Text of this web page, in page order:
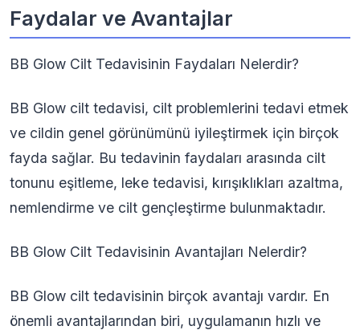
Faydalar ve Avantajlar
BB Glow Cilt Tedavisinin Faydaları Nelerdir?
BB Glow cilt tedavisi, cilt problemlerini tedavi etmek
ve cildin genel görünümünü iyileştirmek için birçok
fayda sağlar. Bu tedavinin faydaları arasında cilt
tonunu eşitleme, leke tedavisi, kırışıklıkları azaltma,
nemlendirme ve cilt gençleştirme bulunmaktadır.
BB Glow Cilt Tedavisinin Avantajları Nelerdir?
BB Glow cilt tedavisinin birçok avantajı vardır. En
önemli avantajlarından biri, uygulamanın hızlı ve